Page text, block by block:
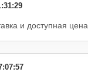
и доступная